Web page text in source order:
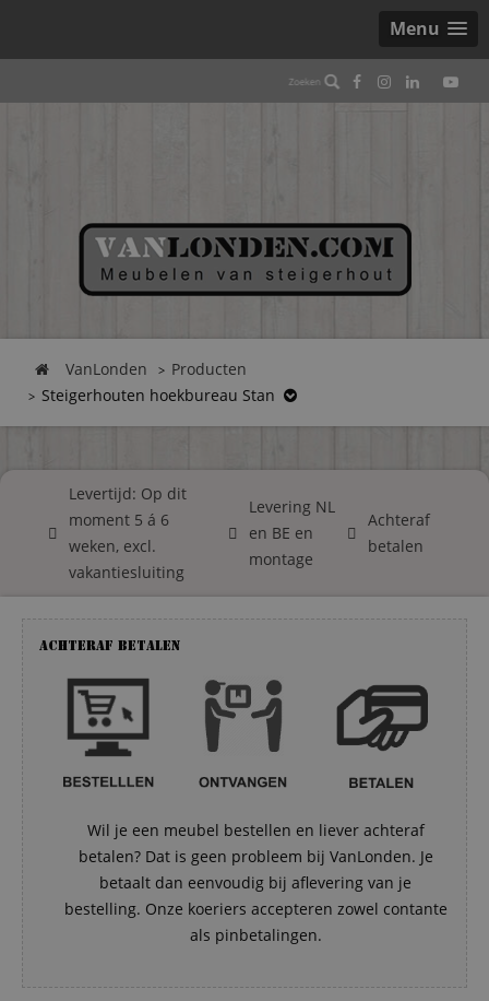
Menu
VanLonden
Producten
Steigerhouten hoekbureau Stan
Levertijd: Op dit
moment 5 á 6
weken, excl.
vakantiesluiting
Levering NL
en BE en
montage
Achteraf
betalen
Achteraf betalen
Wil je een meubel bestellen en liever achteraf
betalen? Dat is geen probleem bij VanLonden. Je
betaalt dan eenvoudig bij aflevering van je
bestelling. Onze koeriers accepteren zowel contante
als pinbetalingen.